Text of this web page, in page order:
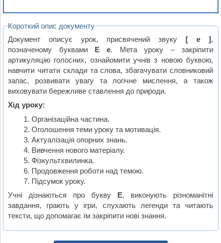
Короткий опис документу
Документ описує урок, присвячений звуку[ е ],
позначеному буквами Е е. Мета уроку – закріпити
артикуляцію голосних, ознайомити учнів з новою буквою,
навчити читати склади та слова, збагачувати словниковий
запас, розвивати увагу та логічне мислення, а також
виховувати бережливе ставлення до природи.
Хід уроку:
Організаційна частина.
Оголошення теми уроку та мотивація.
Актуалізація опорних знань.
Вивчення нового матеріалу.
Фізкультхвилинка.
Продовження роботи над темою.
Підсумок уроку.
Учні дізнаються про букву Е, виконують різноманітні
завдання, грають у ігри, слухають легенди та читають
тексти, що допомагає їм закріпити нові знання.